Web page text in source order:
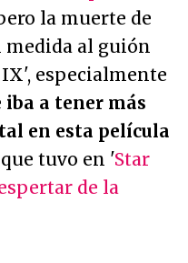
la muerte de
medida al guión
especialmente
iba a tener más
en esta película
tuvo en 'Star
de la